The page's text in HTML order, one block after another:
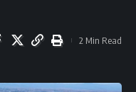
2 Min Read